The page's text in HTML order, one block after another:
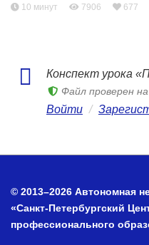
10 минут 7906 677
Конспект урока
Файл проверен
Войти /
© 2013–2026 Автономная
«Санкт-Петербургский
профессионального